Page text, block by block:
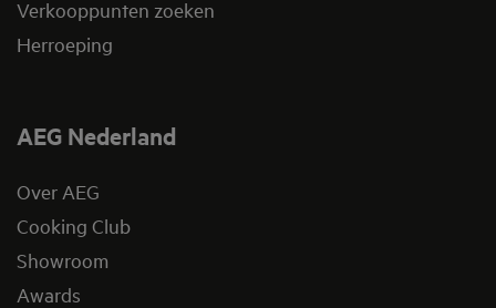
Verkooppunten zoeken
Herroeping
AEG Nederland
Over AEG
Cooking Club
Showroom
Awards